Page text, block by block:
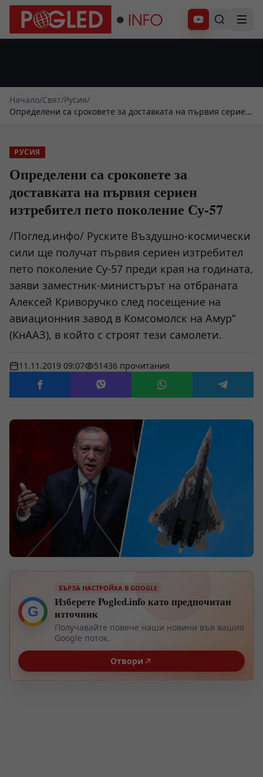
Абонирай се
Начало/Свят/Русия/
Определени са сроковете за доставката на първия сериен
РУСИЯ
Определени са сроковете за
доставката на първия сериен
изтребител пето поколение Су-57
/Поглед.инфо/ Руските Въздушно-космически
сили ще получат първия сериен изтребител
пето поколение Су-57 преди края на годината,
заяви заместник-министърът на отбраната
Алексей Криворучко след посещение на
авиационния завод в Комсомолск на Амур”
(КнААЗ), в който с строят тези самолети.
11.11.2019 09:07 51436 прочитания
G
БЪРЗА НАСТРОЙКА В GOOGLE
Изберете Pogled.info като предпочитан
източник
Получавайте повече наши новини във вашия
Google поток.
Отвори